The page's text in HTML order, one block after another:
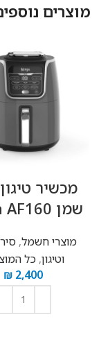
מוצרים
‏מכשיר
שמן Ninja AF160
מוצרי חשמל,
וטיגון,כל
₪ 2,400